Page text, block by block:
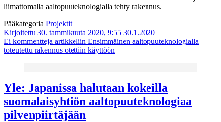
liimattomalla aaltopuuteknologialla tehty rakennus.
Pääkategoria Projektit
Kirjoitettu 30. tammikuuta 2020, 9:55 30.1.2020
Ei kommentteja artikkeliin Ensimmäinen aaltopuuteknologialla
toteutettu rakennus otettiin käyttöön
Yle: Japanissa halutaan kokeilla
suomalaisyhtiön aaltopuuteknologiaa
pilvenpiirtäjään